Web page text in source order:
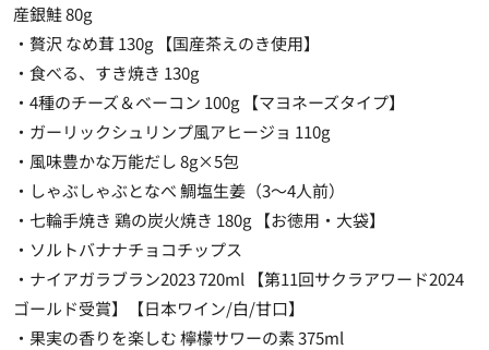
産銀鮭 80g
・贅沢 なめ茸 130g 【国産茶えのき使用】
・食べる、すき焼き 130g
・4種のチーズ＆ベーコン 100g 【マヨネーズタイプ】
・ガーリックシュリンプ風アヒージョ 110g
・風味豊かな万能だし 8g×5包
・しゃぶしゃぶとなべ 鯛塩生姜（3～4人前）
・七輪手焼き 鶏の炭火焼き 180g 【お徳用・大袋】
・ソルトバナナチョコチップス
・ナイアガラブラン2023 720ml 【第11回サクラアワード2024
ゴールド受賞】【日本ワイン/白/甘口】
・果実の香りを楽しむ 檸檬サワーの素 375ml